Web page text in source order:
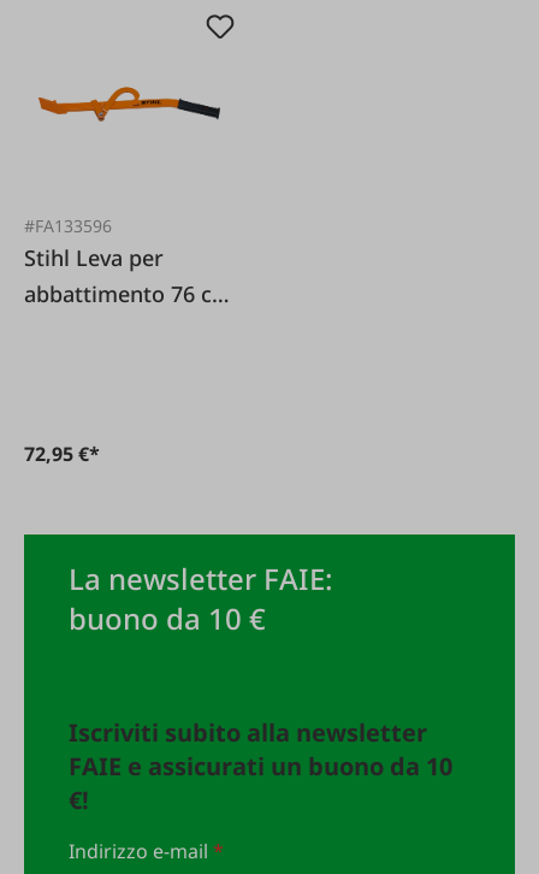
#FA133596
Stihl Leva per
abbattimento 76 cm
72,95 €*
La newsletter FAIE:
buono da 10 €
Iscriviti subito alla newsletter
FAIE e assicurati un buono da 10
€!
Indirizzo e-mail*